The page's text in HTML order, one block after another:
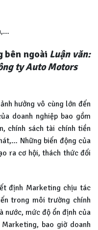
bên ngoài Luận văn:
ty Auto Motors
hưởng vô cùng lớn đến
doanh nghiệp bao gồm
chính sách tài chính tiền
Những biến động của
ra cơ hội, thách thức đối
định Marketing chịu tác
trong môi trường chính
nước, mức độ ổn định của
bao giờ doanh